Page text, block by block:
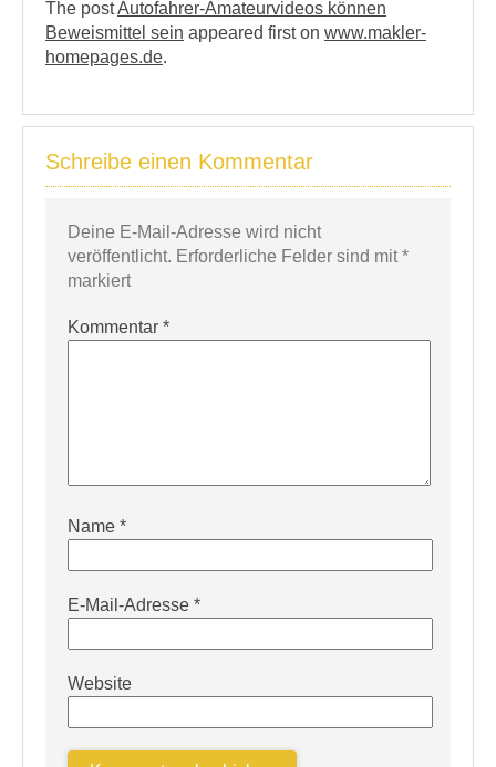
The postAutofahrer-Amateurvideos können
Beweismittel sein appeared first on www.makler-
homepages.de.
Schreibe einen Kommentar
Deine E-Mail-Adresse wird nicht
veröffentlicht. Erforderliche Felder sind mit*
markiert
Kommentar *
Name *
E-Mail-Adresse *
Website